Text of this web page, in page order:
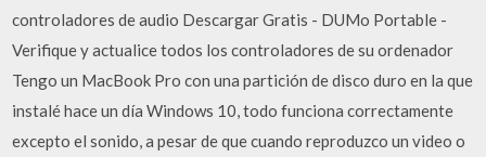
controladores de audio Descargar Gratis - DUMo Portable -
Verifique y actualice todos los controladores de su ordenador
Tengo un MacBook Pro con una partición de disco duro en la que
instalé hace un día Windows 10, todo funciona correctamente
excepto el sonido, a pesar de que cuando reproduzco un video o